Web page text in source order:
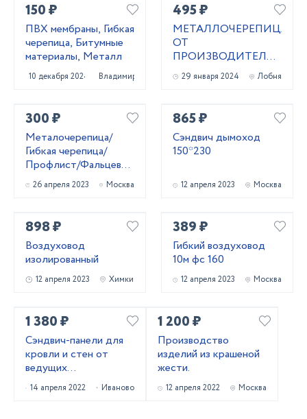
150 ₽
ПВХ мембраны, Гибкая
черепица, Битумные
материалы, Металл
10 декабря 2024 Владимир
495 ₽
МЕТАЛЛОЧЕРЕПИЦА
ОТ
ПРОИЗВОДИТЕЛЯ,
СЕРТИФИЦИРОВАНА
ПО ГОСТ 2024Г.
ВОДОСТОК И
ЛЮБЫЕ ПЛАНКИ)
29 января 2024 Лобня
300 ₽
Металочерепица/
Гибкая черепица/
Профлист/Фальцевая
кровля
26 апреля 2023 Москва
865 ₽
Сэндвич дымоход
150*230
12 апреля 2023 Москва
898 ₽
Воздуховод
изолированный
12 апреля 2023 Химки
389 ₽
Гибкий воздуховод
10м фс 160
12 апреля 2023 Москва
1 380 ₽
Сэндвич-панели для
кровли и стен от
ведущих
производителей
России
14 апреля 2022 Иваново
1 200 ₽
Производство
изделий из крашеной
жести.
12 апреля 2022 Москва